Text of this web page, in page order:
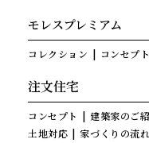
モレスプレミアム
コレクション コンセプ
注文住宅
コンセプト 建築家のご
土地対応
家づくりの流れ